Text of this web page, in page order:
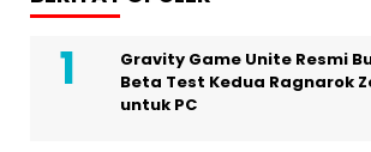
Gravity Game Unite Resmi
Beta Test Kedua Ragnarok
untuk PC